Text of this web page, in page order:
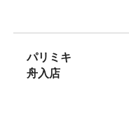
パリミキ
舟入店